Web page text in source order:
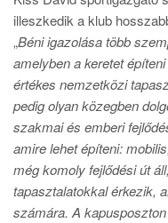
illeszkedik a klub
„Béni igazolása több
amelyben a keretet
értékes nemzetközi
pedig olyan közegben
szakmai és emberi
amire lehet építeni:
még komoly fejlődési út
tapasztalatokkal érkezik,
számára. A